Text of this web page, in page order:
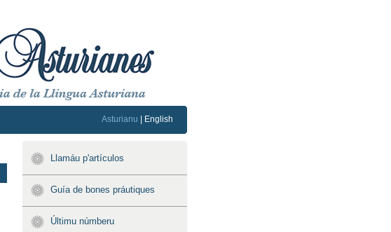
Asturianu English
Llamáu p'artículos
Guía de bones práutiques
Últimu númberu